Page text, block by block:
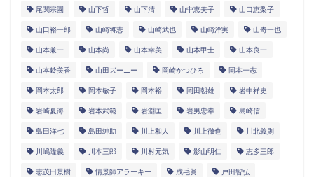
尾関宗園 山下哲 山下清 山中恵美子 山口恵梨子
山口裕一郎 山崎将志 山崎武也 山崎洋実 山嵜一也
山本兼一 山本尚 山本幸美 山本甲士 山本良一
山本鈴美香 山田ズーニー 岡崎かつひろ 岡本一志
岡本太郎 岡本敏子 岡本裕 岡田朝雄 岩中祥史
岩崎夏海 岩本武範 岩淵匡 岩男忠幸 島崎信
島田洋七 島田紳助 川上和人 川上徹也 川北義則
川嶋隆義 川本三郎 川村元気 影山明仁 志多三郎
志茂田景樹 情景師アラーキー 成毛眞 戸田智弘